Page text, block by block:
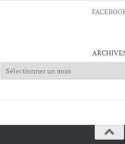
Archives